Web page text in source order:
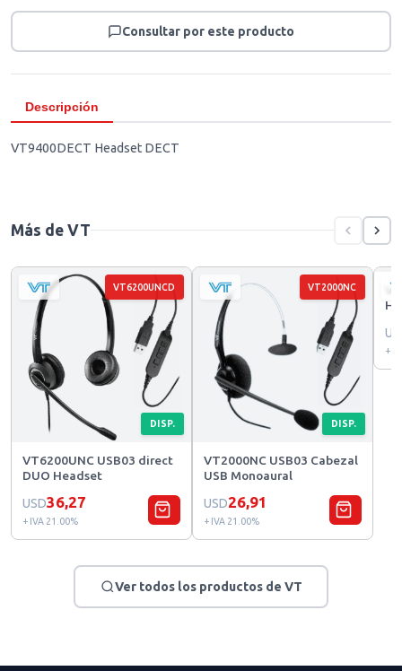
Consultar por este producto
Descripción
VT9400DECT Headset DECT
Más de VT
VT6200UNCD
DISP.
VT6200UNC USB03 direct
DUO Headset
USD36,27
+ IVA 21.00%
VT2000NC
DISP.
VT2000NC USB03 Cabezal
USB Monoaural
USD26,91
+ IVA 21.00%
+
Ver todos los productos de VT